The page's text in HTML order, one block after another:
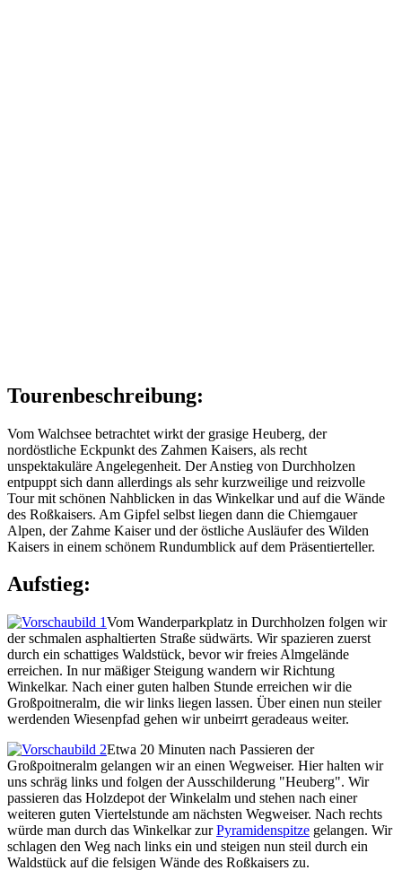
Tourenbeschreibung:
Vom Walchsee betrachtet wirkt der grasige Heuberg, der
nordöstliche Eckpunkt des Zahmen Kaisers, als recht
unspektakuläre Angelegenheit. Der Anstieg von Durchholzen
entpuppt sich dann allerdings als sehr kurzweilige und reizvolle
Tour mit schönen Nahblicken in das Winkelkar und auf die Wände
des Roßkaisers. Am Gipfel selbst liegen dann die Chiemgauer
Alpen, der Zahme Kaiser und der östliche Ausläufer des Wilden
Kaisers in einem schönem Rundumblick auf dem Präsentierteller.
Aufstieg:
Vom Wanderparkplatz in Durchholzen folgen wir
der schmalen asphaltierten Straße südwärts. Wir spazieren zuerst
durch ein schattiges Waldstück, bevor wir freies Almgelände
erreichen. In nur mäßiger Steigung wandern wir Richtung
Winkelkar. Nach einer guten halben Stunde erreichen wir die
Großpoitneralm, die wir links liegen lassen. Über einen nun steiler
werdenden Wiesenpfad gehen wir unbeirrt geradeaus weiter.
Etwa 20 Minuten nach Passieren der
Großpoitneralm gelangen wir an einen Wegweiser. Hier halten wir
uns schräg links und folgen der Ausschilderung "Heuberg". Wir
passieren das Holzdepot der Winkelalm und stehen nach einer
weiteren guten Viertelstunde am nächsten Wegweiser. Nach rechts
würde man durch das Winkelkar zurPyramidenspitze gelangen. Wir
schlagen den Weg nach links ein und steigen nun steil durch ein
Waldstück auf die felsigen Wände des Roßkaisers zu.